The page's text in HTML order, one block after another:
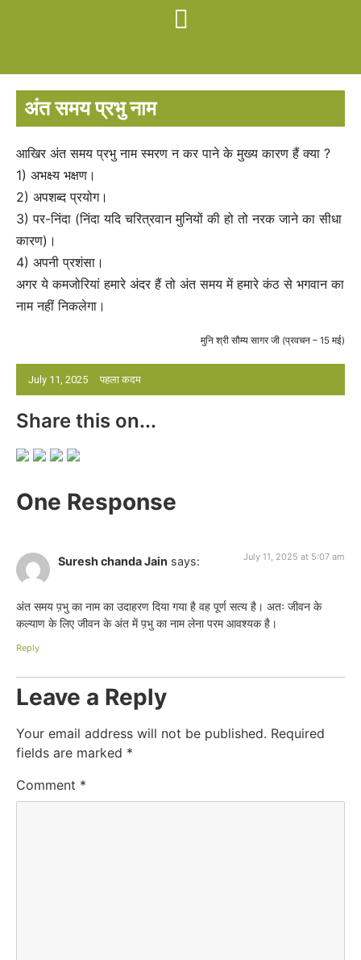
अंत समय प्रभु नाम
July 11, 2025 पहला कदम
आखिर अंत समय प्रभु नाम स्मरण न कर पाने के मुख्य कारण हैं क्या ?
1) अभक्ष्य भक्षण।
2) अपशब्द प्रयोग।
3) पर-निंदा (निंदा यदि चरित्रवान मुनियों की हो तो नरक जाने का सीधा
कारण)।
4) अपनी प्रशंसा।
अगर ये कमजोरियां हमारे अंदर हैं तो अंत समय में हमारे कंठ से भगवान का
नाम नहीं निकलेगा।
मुनि श्री सौम्य सागर जी (प्रवचन – 15 मई)
Share this on...
One Response
Suresh chanda Jain says: July 11, 2025 at 5:07 am
अंत समय प़भु का नाम का उदाहरण दिया गया है वह पूर्ण सत्य है। अतः जीवन के
कल्याण के लिए जीवन के अंत में प़भु का नाम लेना परम आवश्यक है।
Reply
Leave a Reply
Your email address will not be published. Required
fields are marked *
Comment *